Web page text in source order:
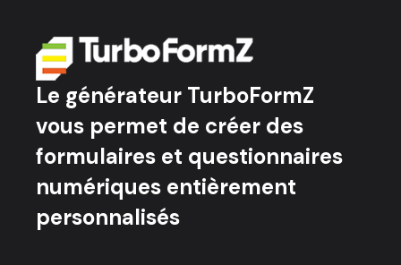
Le générateur TurboFormZ
vous permet de créer des
formulaires et questionnaires
numériques entièrement
personnalisés